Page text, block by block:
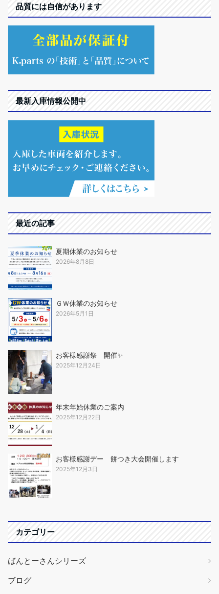
品質には自信があります
最新入庫情報公開中
最近の記事
夏期休業のお知らせ
2026年8月8日
ＧＷ休業のお知らせ
2026年5月1日
お客様感謝祭 開催✨
2025年12月24日
年末年始休業のご案内
2025年12月22日
お客様感謝デー 餅つき大会開催します
2025年12月3日
カテゴリー
ばんとーさんシリーズ
ブログ